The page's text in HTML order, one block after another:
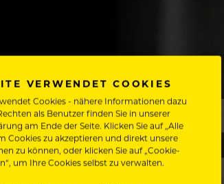
du
VERWENDET COOKIES
Cookies - nähere Informationen dazu
als Benutzer finden Sie in unserer
am Ende der Seite. Klicken Sie auf „Alle
Cookies zu akzeptieren und direkt unsere
zu können, oder klicken Sie auf „Cookie-
um Ihre Cookies selbst zu verwalten.